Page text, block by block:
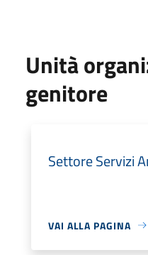
Unità
genitore
Settore Servizi
VAI ALLA PAGINA